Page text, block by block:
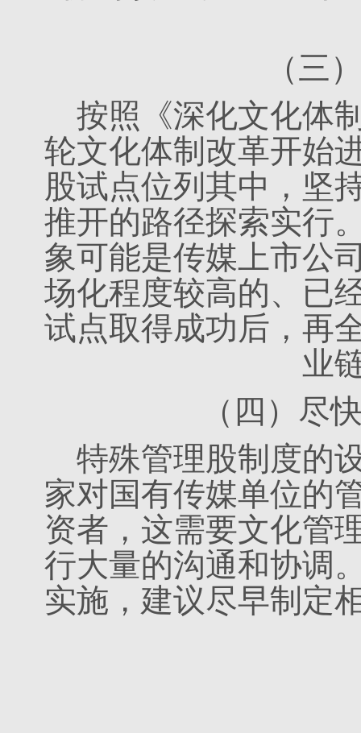
（三
按照《深化文化体
轮文化体制改革开始
股试点位列其中，坚
推开的路径探索实行
象可能是传媒上市公
场化程度较高的、已
试点取得成功后，再
业
（四）尽
特殊管理股制度的
家对国有传媒单位的
资者，这需要文化管
行大量的沟通和协调
实施，建议尽早制定